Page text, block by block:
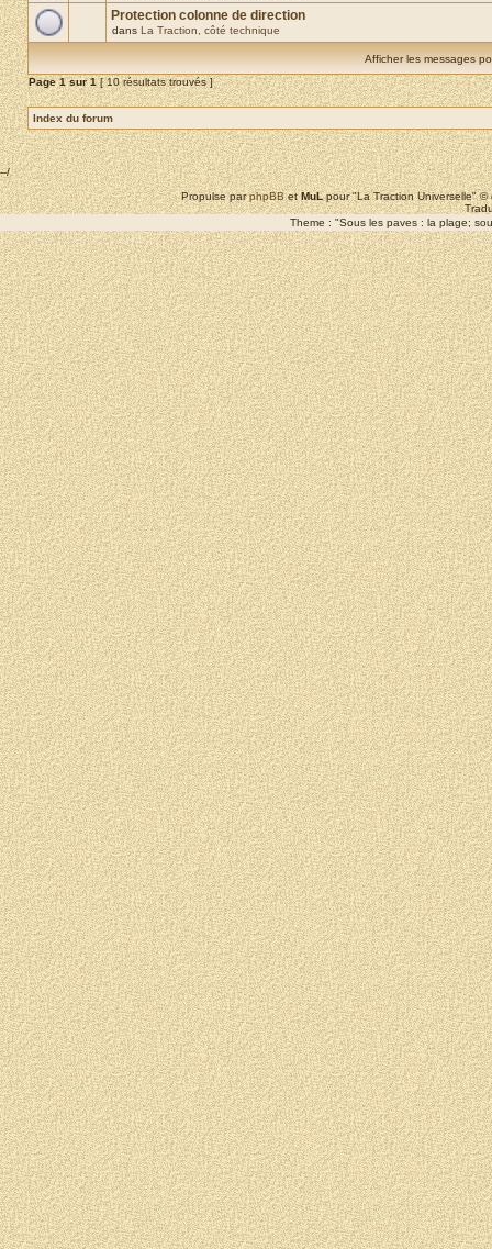
Protection colonne de direction
dans La Traction, côté technique
Afficher les messages
Page1sur1[ 10 résultats trouvés ]
Index du forum
--/
Propulse parphpBBetMuLpour "La Traction Universelle"
Theme : "Sous les paves : la plage;